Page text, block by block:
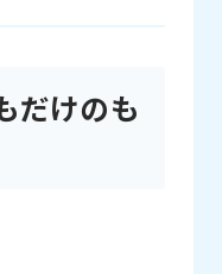
だけのも